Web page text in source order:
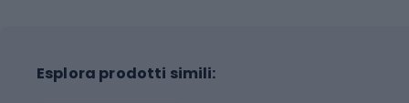
Esplora prodotti simili: